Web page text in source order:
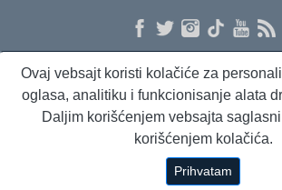
O nama Proizvodi i usluge Politika
Dnevni evropski servis
Copyright © 1994 - 2026 Beta Press
Ovaj vebsajt koristi kolačiće za
oglasa, analitiku i funkcionisanje alata
Daljim korišćenjem vebsajta
korišćenjem kolačića.
Prihvatam